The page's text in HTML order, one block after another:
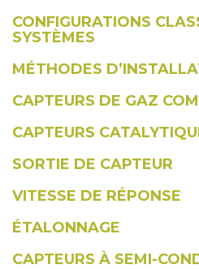
CONFIGURATIONS
SYSTÈMES
MÉTHODES
CAPTEURS DE GAZ
CAPTEURS
SORTIE DE CAPTEUR
VITESSE DE RÉPONSE
ÉTALONNAGE
CAPTEURS À SEMI-